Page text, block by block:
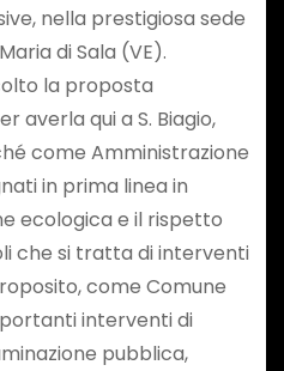
nella prestigiosa sede
di Sala (VE).
la proposta
averla qui a S. Biagio,
come Amministrazione
in prima linea in
ecologica e il rispetto
che si tratta di interventi
come Comune
interventi di
pubblica,